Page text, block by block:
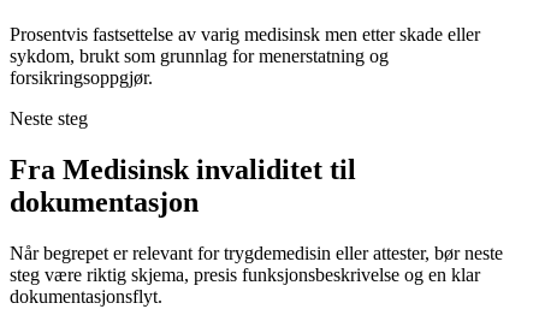
Prosentvis fastsettelse av varig medisinsk men etter skade eller
sykdom, brukt som grunnlag for menerstatning og
forsikringsoppgjør.
Neste steg
Fra Medisinsk invaliditet til
dokumentasjon
Når begrepet er relevant for trygdemedisin eller attester, bør neste
steg være riktig skjema, presis funksjonsbeskrivelse og en klar
dokumentasjonsflyt.